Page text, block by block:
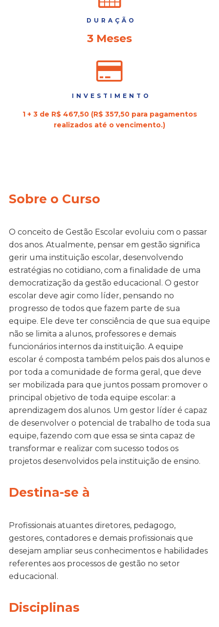
DURAÇÃO
3 Meses
INVESTIMENTO
1 + 3 de R$ 467,50 (R$ 357,50 para pagamentos
realizados até o vencimento.)
Sobre o Curso
O conceito de Gestão Escolar evoluiu com o passar
dos anos. Atualmente, pensar em gestão significa
gerir uma instituição escolar, desenvolvendo
estratégias no cotidiano, com a finalidade de uma
democratização da gestão educacional. O gestor
escolar deve agir como líder, pensando no
progresso de todos que fazem parte de sua
equipe. Ele deve ter consciência de que sua equipe
não se limita a alunos, professores e demais
funcionários internos da instituição. A equipe
escolar é composta também pelos pais dos alunos e
por toda a comunidade de forma geral, que deve
ser mobilizada para que juntos possam promover o
principal objetivo de toda equipe escolar: a
aprendizagem dos alunos. Um gestor líder é capaz
de desenvolver o potencial de trabalho de toda sua
equipe, fazendo com que essa se sinta capaz de
transformar e realizar com sucesso todos os
projetos desenvolvidos pela instituição de ensino.
Destina-se à
Profissionais atuantes diretores, pedagogo,
gestores, contadores e demais profissionais que
desejam ampliar seus conhecimentos e habilidades
referentes aos processos de gestão no setor
educacional.
Disciplinas